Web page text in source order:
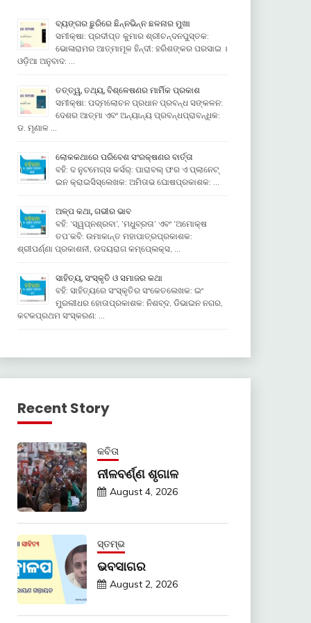
ବ୍ୟଙ୍ଗର ଛୁରିରେ ଛିନ୍ନଭିନ୍ନ ଛଳନାର ମୁଖା
ସମୀକ୍ଷା: ପ୍ରଦୀପ୍ତ କୁମାର ଶ୍ରୀଚନ୍ଦନପୁସ୍ତକ:
ଭୋଳାରାମର ଆତ୍ମାମୂଳ ହିନ୍ଦୀ: ହରିଶଙ୍କର ପରସାଇ ।
ଓଡ଼ିଆ ଅନୁବାଦ: …
ତତ୍ତ୍ୱ, ତଥ୍ୟ, ବିଶ୍ଳେଷଣର ମାର୍ମିକ ପ୍ରକାଶ
ସମୀକ୍ଷା: ପଦ୍ମଲୋଚନ ପ୍ରଧାନ ପ୍ରବନ୍ଧ ସଙ୍କଳନ:
ଦେଶର ଆତ୍ମା ଏବଂ ଅନ୍ୟାନ୍ୟ ପ୍ରବନ୍ଧପ୍ରାବନ୍ଧିକ:
ଡ. ମୃଣାଳ …
ଲୋକକଥାରେ ପରିବେଶ ସଂରକ୍ଷଣର ବାର୍ତ୍ତା
ବହି: ଦ ନୁଟମେଗ୍ସ କର୍ସର୍: ପାରାବଲ୍ ଫର ଏ ପ୍ଲାନେଟ୍
ଇନ କ୍ରାଇସିସ୍ଲେଖକ: ଅମିତାଭ ଘୋଷପ୍ରକାଶକ: …
ଅଳ୍ପ କଥା, ଗଭୀର ଭାବ
ବହି: ‘ସ୍ୱପ୍ନଶ୍ରବା’, ‘ମଧୁବ୍ରତା’ ଏବଂ ‘ଅମୋକ୍ଷ
ତପ’କବି: ଉମାକାନ୍ତ ମହାପାତ୍ରପ୍ରକାଶକ:
ଶ୍ରୀପର୍ଣ୍ଣା ପ୍ରକାଶନୀ, ଉଦୟରାଗ କମ୍ପେ୍ଲକ୍ସ, …
ସାହିତ୍ୟ, ସଂସ୍କୃତି ଓ ସମାଜର କଥା
ବହି: ସାହିତ୍ୟରେ ସଂସ୍କୃତିର ସଂକେତଲେଖକ: ଇଂ
ମୁରଲୀଧର ହୋତାପ୍ରକାଶକ: ନିଶବ୍ଦ, ଡିଭାଇନ ନଗର,
କଟକପ୍ରଥମ ସଂସ୍କରଣ: …
Recent Story
କବିତା
ନୀଳବର୍ଣ୍ଣ ଶୃଗାଳ
August 4, 2026
ସ୍ତମ୍ଭ
ଭବସାଗର
August 2, 2026